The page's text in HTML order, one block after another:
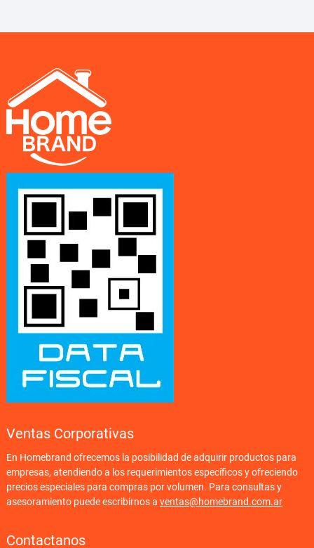
Ventas Corporativas
En Homebrand ofrecemos la posibilidad de adquirir productos para
empresas, atendiendo a los requerimientos específicos y ofreciendo
precios especiales para compras por volumen. Para consultas y
asesoramiento puede escribirnos a ventas@homebrand.com.ar
Contactanos